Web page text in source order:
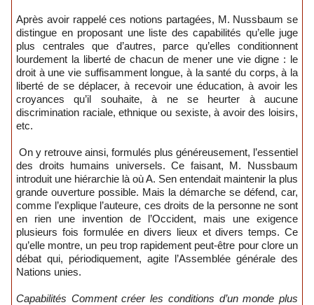
Après avoir rappelé ces notions partagées, M. Nussbaum se
distingue en proposant une liste des capabilités qu’elle juge
plus centrales que d’autres, parce qu’elles conditionnent
lourdement la liberté de chacun de mener une vie digne : le
droit à une vie suffisamment longue, à la santé du corps, à la
liberté de se déplacer, à recevoir une éducation, à avoir les
croyances qu’il souhaite, à ne se heurter à aucune
discrimination raciale, ethnique ou sexiste, à avoir des loisirs,
etc.
On y retrouve ainsi, formulés plus généreusement, l’essentiel
des droits humains universels. Ce faisant, M. Nussbaum
introduit une hiérarchie là où A. Sen entendait maintenir la plus
grande ouverture possible. Mais la démarche se défend, car,
comme l’explique l’auteure, ces droits de la personne ne sont
en rien une invention de l’Occident, mais une exigence
plusieurs fois formulée en divers lieux et divers temps. Ce
qu’elle montre, un peu trop rapidement peut-être pour clore un
débat qui, périodiquement, agite l’Assemblée générale des
Nations unies.
Capabilités Comment créer les conditions d’un monde plus